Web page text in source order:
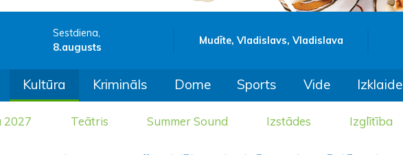
Sestdiena,
8.augusts
Mudīte, Vladislavs, Vladislava
Kultūra Krimināls Dome Sports Vide Izklaide
2027 Teātris Summer Sound Izstādes Izglītība